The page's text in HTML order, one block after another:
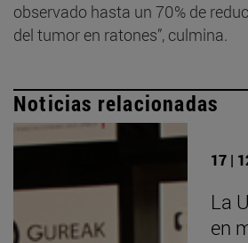
observado hasta un 70% de
del tumor en ratones”, culmina.
Noticias relacionadas
17 |
La
en